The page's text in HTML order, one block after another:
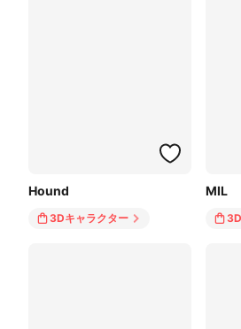
Hound
3Dキャラクター
MIL